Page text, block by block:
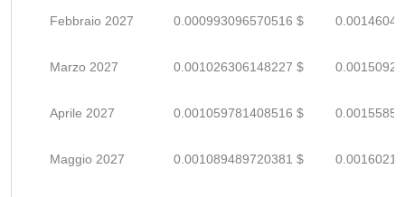
Febbraio 2027 0.000993096570516 $
Marzo 2027 0.001026306148227 $
Aprile 2027 0.001059781408516 $
Maggio 2027 0.001089489720381 $